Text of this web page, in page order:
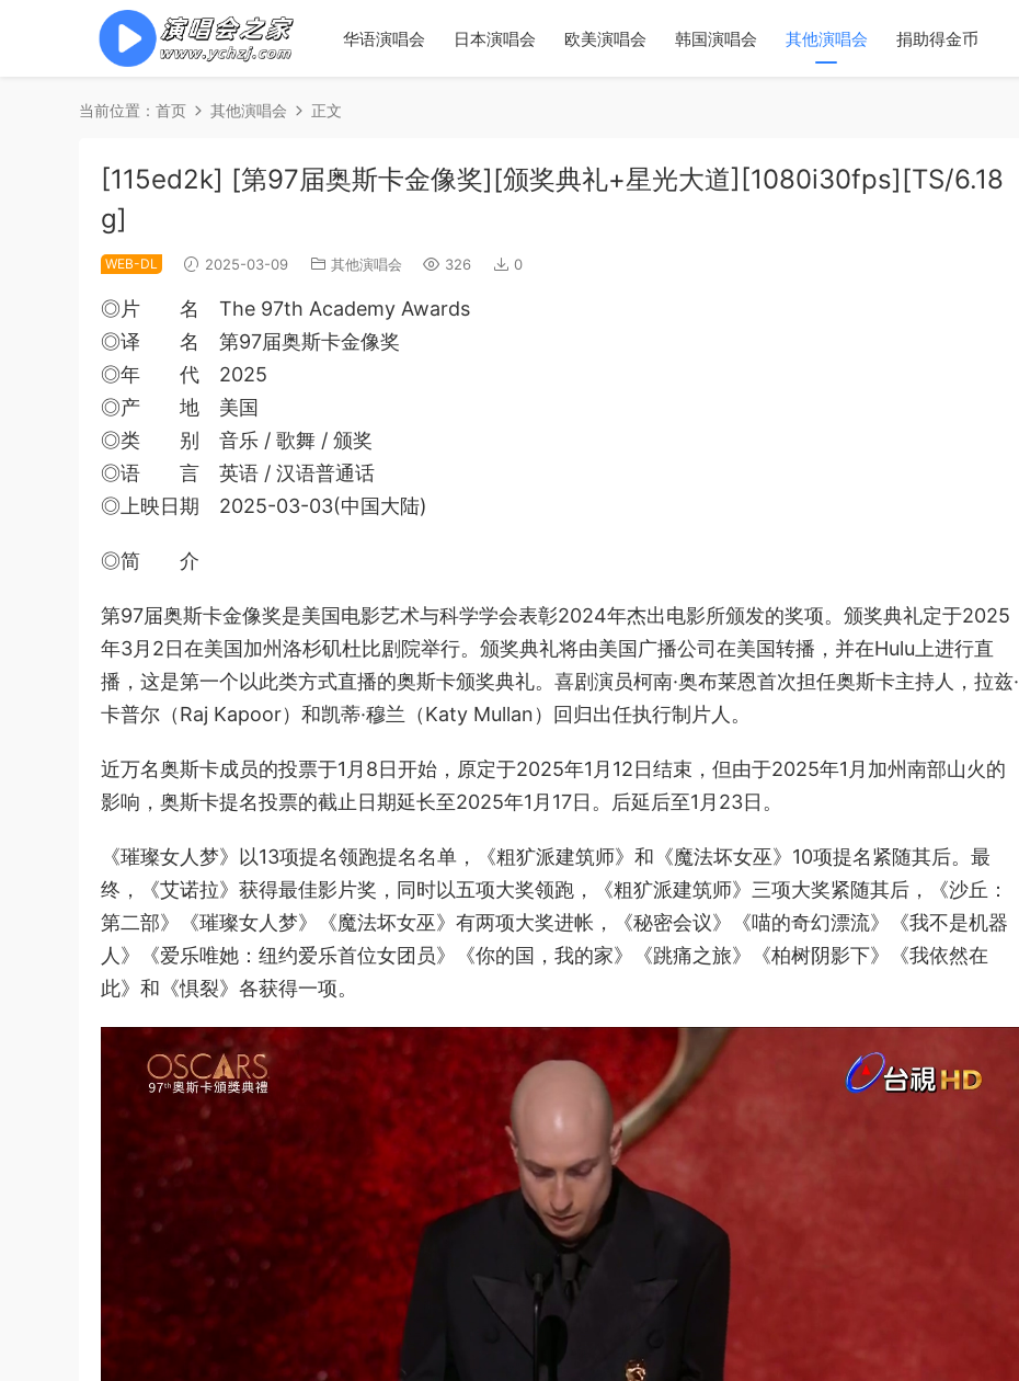
华语演唱会 日本演唱会 欧美演唱会 韩国演唱会 其他演唱会 捐助得金币
当前位置： 首页 其他演唱会 正文
[115ed2k] [第97届奥斯卡金像奖][颁奖典礼+星光大道][1080i30fps][TS/6.18
g]
WEB-DL 2025-03-09 其他演唱会 326 0
◎片 名 The 97th Academy Awards
◎译 名 第97届奥斯卡金像奖
◎年 代 2025
◎产 地 美国
◎类 别 音乐 / 歌舞 / 颁奖
◎语 言 英语 / 汉语普通话
◎上映日期 2025-03-03(中国大陆)
◎简 介
第97届奥斯卡金像奖是美国电影艺术与科学学会表彰2024年杰出电影所颁发的奖项。颁奖典礼定于2025
年3月2日在美国加州洛杉矶杜比剧院举行。颁奖典礼将由美国广播公司在美国转播，并在Hulu上进行直
播，这是第一个以此类方式直播的奥斯卡颁奖典礼。喜剧演员柯南·奥布莱恩首次担任奥斯卡主持人，拉兹·
卡普尔（Raj Kapoor）和凯蒂·穆兰（Katy Mullan）回归出任执行制片人。
近万名奥斯卡成员的投票于1月8日开始，原定于2025年1月12日结束，但由于2025年1月加州南部山火的
影响，奥斯卡提名投票的截止日期延长至2025年1月17日。后延后至1月23日。
《璀璨女人梦》以13项提名领跑提名名单，《粗犷派建筑师》和《魔法坏女巫》10项提名紧随其后。最
终，《艾诺拉》获得最佳影片奖，同时以五项大奖领跑，《粗犷派建筑师》三项大奖紧随其后，《沙丘：
第二部》《璀璨女人梦》《魔法坏女巫》有两项大奖进帐，《秘密会议》《喵的奇幻漂流》《我不是机器
人》《爱乐唯她：纽约爱乐首位女团员》《你的国，我的家》《跳痛之旅》《柏树阴影下》《我依然在
此》和《惧裂》各获得一项。